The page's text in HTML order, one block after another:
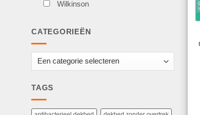
Wilkinson
CATEGORIEËN
TAGS